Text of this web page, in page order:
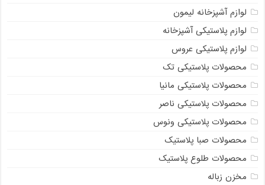
لوازم آشپزخانه لیمون
لوازم پلاستیکی آشپزخانه
لوازم پلاستیکی عروس
محصولات پلاستیکی تک
محصولات پلاستیکی مانیا
محصولات پلاستیکی ناصر
محصولات پلاستیکی ونوس
محصولات صبا پلاستیک
محصولات طلوع پلاستیک
مخزن زباله